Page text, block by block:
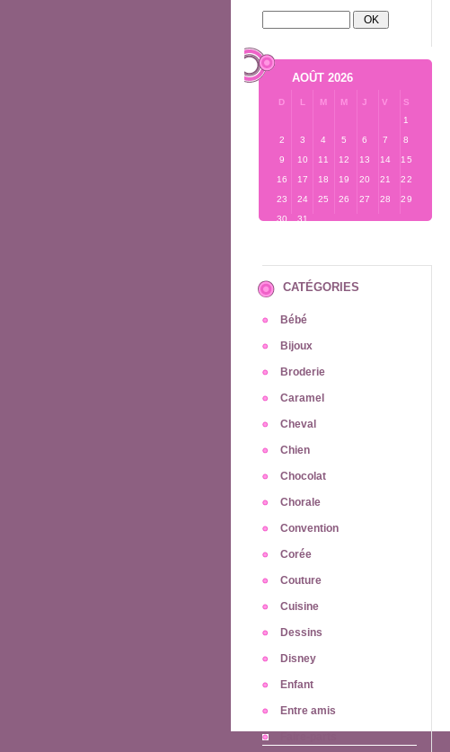
AOÛT 2026
D L M M J V
S
1
2
3 4 5 6 7
8
9
10 11 12 13 14
15
16
17 18 19 20 21
22
23
24 25 26 27 28
29
30
31
CATÉGORIES
Bébé
Bijoux
Broderie
Caramel
Cheval
Chien
Chocolat
Chorale
Convention
Corée
Couture
Cuisine
Dessins
Disney
Enfant
Entre amis